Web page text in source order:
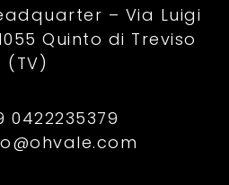
– Via Luigi
Quinto di Treviso
(TV)
0422235379